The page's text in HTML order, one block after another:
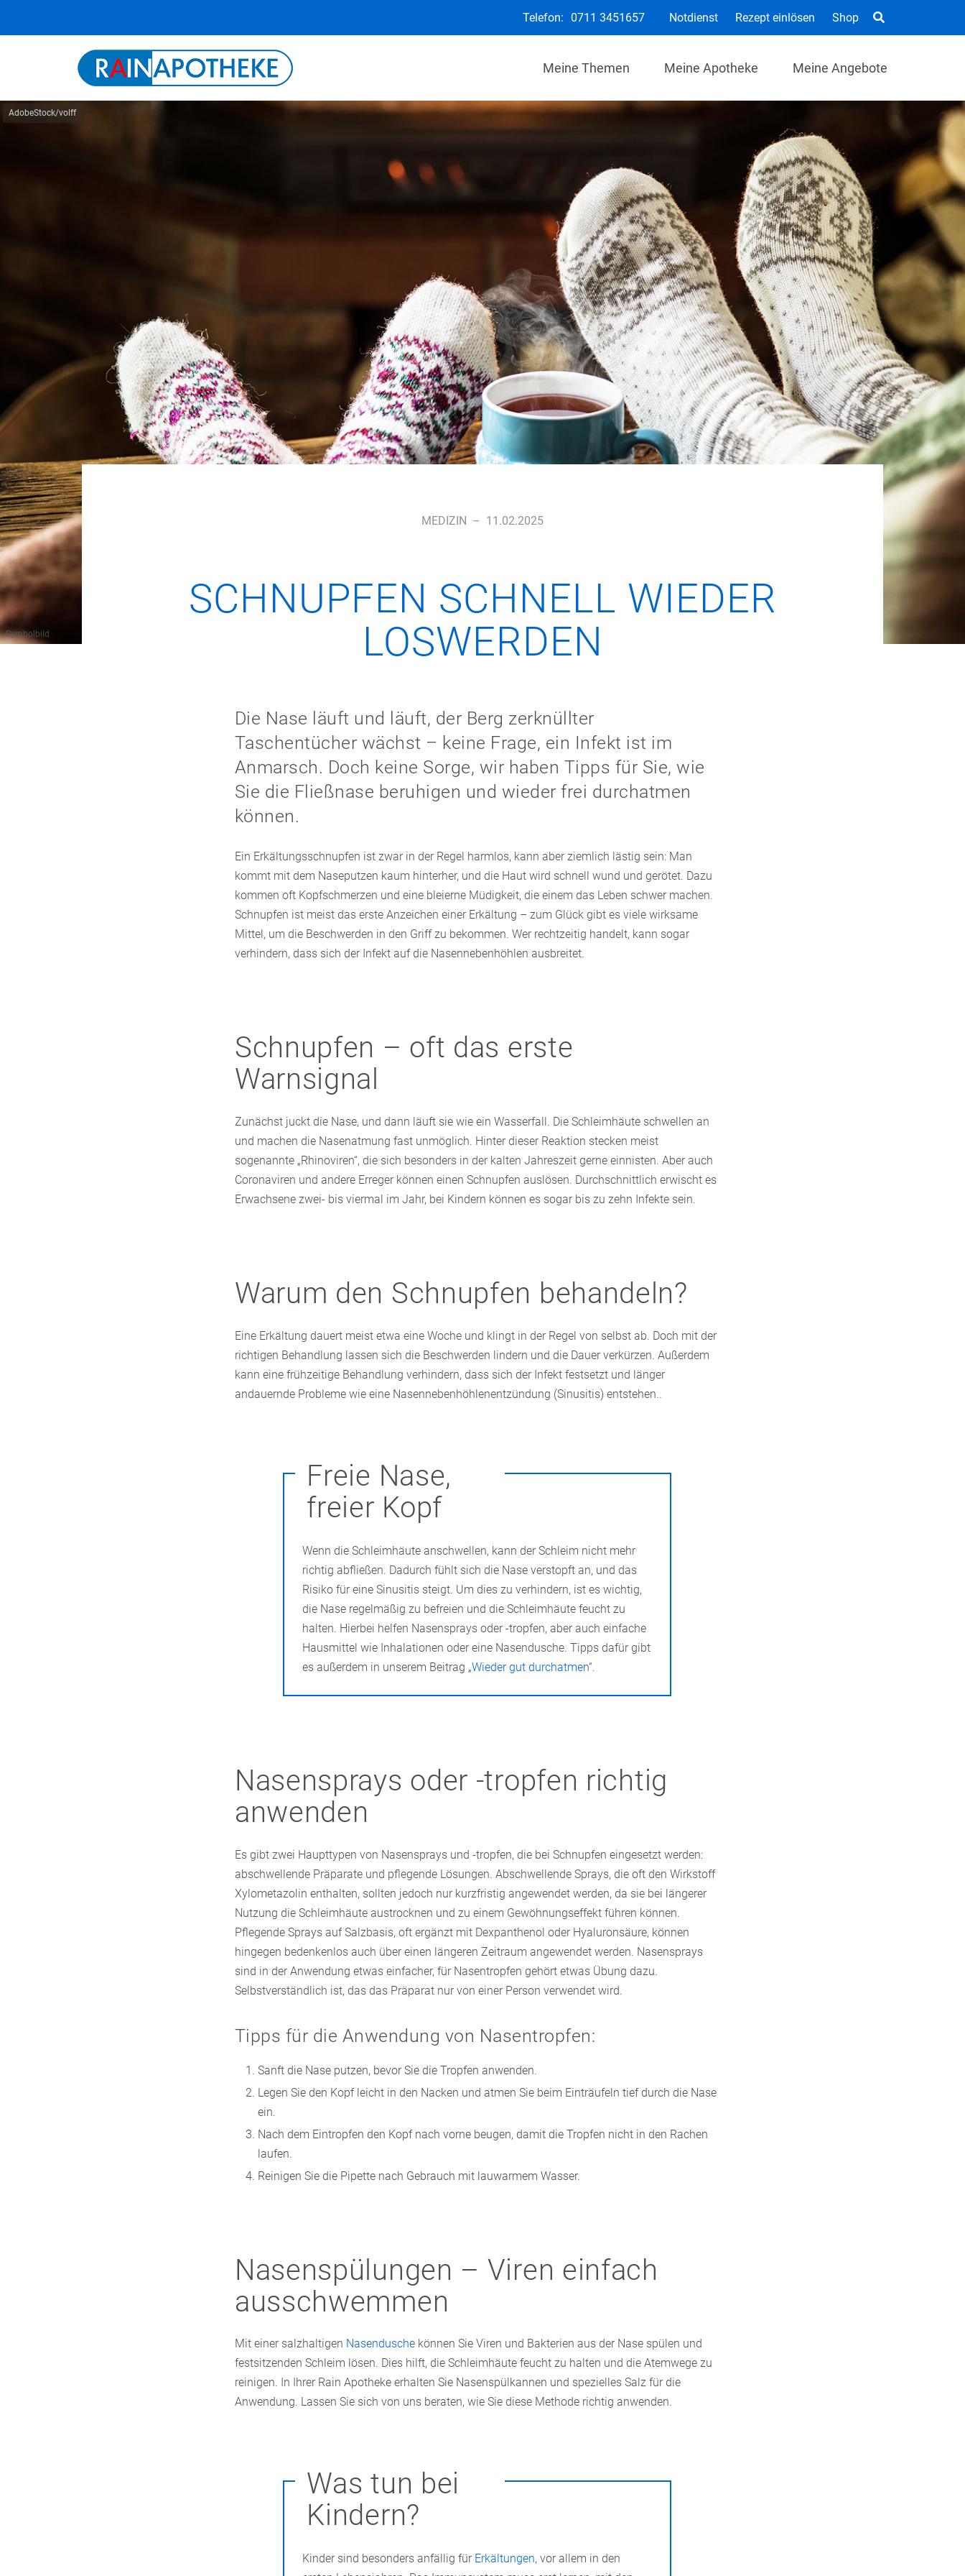
Telefon: 0711 3451657 Notdienst Rezept einlösen Shop
Meine Themen Meine Apotheke Meine Angebote
AdobeStock/volff
Symbolbild
MEDIZIN – 11.02.2025
SCHNUPFEN SCHNELL WIEDER
LOSWERDEN
Die Nase läuft und läuft, der Berg zerknüllter
Taschentücher wächst – keine Frage, ein Infekt ist im
Anmarsch. Doch keine Sorge, wir haben Tipps für Sie, wie
Sie die Fließnase beruhigen und wieder frei durchatmen
können.
Ein Erkältungsschnupfen ist zwar in der Regel harmlos, kann aber ziemlich lästig sein: Man
kommt mit dem Naseputzen kaum hinterher, und die Haut wird schnell wund und gerötet. Dazu
kommen oft Kopfschmerzen und eine bleierne Müdigkeit, die einem das Leben schwer machen.
Schnupfen ist meist das erste Anzeichen einer Erkältung – zum Glück gibt es viele wirksame
Mittel, um die Beschwerden in den Griff zu bekommen. Wer rechtzeitig handelt, kann sogar
verhindern, dass sich der Infekt auf die Nasennebenhöhlen ausbreitet.
Schnupfen – oft das erste
Warnsignal
Zunächst juckt die Nase, und dann läuft sie wie ein Wasserfall. Die Schleimhäute schwellen an
und machen die Nasenatmung fast unmöglich. Hinter dieser Reaktion stecken meist
sogenannte „Rhinoviren“, die sich besonders in der kalten Jahreszeit gerne einnisten. Aber auch
Coronaviren und andere Erreger können einen Schnupfen auslösen. Durchschnittlich erwischt es
Erwachsene zwei- bis viermal im Jahr, bei Kindern können es sogar bis zu zehn Infekte sein.
Warum den Schnupfen behandeln?
Eine Erkältung dauert meist etwa eine Woche und klingt in der Regel von selbst ab. Doch mit der
richtigen Behandlung lassen sich die Beschwerden lindern und die Dauer verkürzen. Außerdem
kann eine frühzeitige Behandlung verhindern, dass sich der Infekt festsetzt und länger
andauernde Probleme wie eine Nasennebenhöhlenentzündung (Sinusitis) entstehen..
Freie Nase,
freier Kopf
Wenn die Schleimhäute anschwellen, kann der Schleim nicht mehr
richtig abfließen. Dadurch fühlt sich die Nase verstopft an, und das
Risiko für eine Sinusitis steigt. Um dies zu verhindern, ist es wichtig,
die Nase regelmäßig zu befreien und die Schleimhäute feucht zu
halten. Hierbei helfen Nasensprays oder -tropfen, aber auch einfache
Hausmittel wie Inhalationen oder eine Nasendusche. Tipps dafür gibt
es außerdem in unserem Beitrag „Wieder gut durchatmen“.
Nasensprays oder -tropfen richtig
anwenden
Es gibt zwei Haupttypen von Nasensprays und -tropfen, die bei Schnupfen eingesetzt werden:
abschwellende Präparate und pflegende Lösungen. Abschwellende Sprays, die oft den Wirkstoff
Xylometazolin enthalten, sollten jedoch nur kurzfristig angewendet werden, da sie bei längerer
Nutzung die Schleimhäute austrocknen und zu einem Gewöhnungseffekt führen können.
Pflegende Sprays auf Salzbasis, oft ergänzt mit Dexpanthenol oder Hyaluronsäure, können
hingegen bedenkenlos auch über einen längeren Zeitraum angewendet werden. Nasensprays
sind in der Anwendung etwas einfacher, für Nasentropfen gehört etwas Übung dazu.
Selbstverständlich ist, das das Präparat nur von einer Person verwendet wird.
Tipps für die Anwendung von Nasentropfen:
Sanft die Nase putzen, bevor Sie die Tropfen anwenden.
Legen Sie den Kopf leicht in den Nacken und atmen Sie beim Einträufeln tief durch die Nase
ein.
Nach dem Eintropfen den Kopf nach vorne beugen, damit die Tropfen nicht in den Rachen
laufen.
Reinigen Sie die Pipette nach Gebrauch mit lauwarmem Wasser.
Nasenspülungen – Viren einfach
ausschwemmen
Mit einer salzhaltigen Nasenduschekönnen Sie Viren und Bakterien aus der Nase spülen und
festsitzenden Schleim lösen. Dies hilft, die Schleimhäute feucht zu halten und die Atemwege zu
reinigen. In Ihrer Rain Apotheke erhalten Sie Nasenspülkannen und spezielles Salz für die
Anwendung. Lassen Sie sich von uns beraten, wie Sie diese Methode richtig anwenden.
Was tun bei
Kindern?
Kinder sind besonders anfällig für Erkältungen, vor allem in den